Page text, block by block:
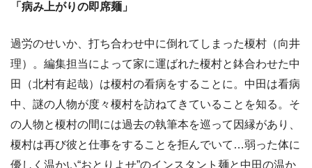
「病み上がりの即席麺」
過労のせいか、打ち合わせ中に倒れてしまった榎村（向井
理）。編集担当によって家に運ばれた榎村と鉢合わせた中
田（北村有起哉）は榎村の看病をすることに。中田は看病
中、謎の人物が度々榎村を訪ねてきていることを知る。そ
の人物と榎村の間には過去の執筆本を巡って因縁があり、
榎村は再び彼と仕事をすることを拒んでいて…弱った体に
優しく温かい“おとりよせ”のインスタント麺と中田の温か